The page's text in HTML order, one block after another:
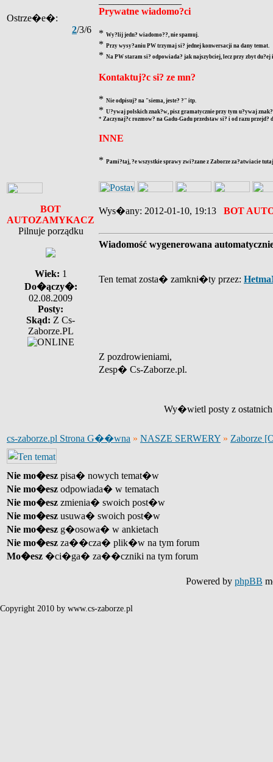
Ostrze�e�:
2/3/6
Prywatne wiadomo?ci
* Wy?lij jedn? wiadomo??, nie spamuj.
* Przy wysy?aniu PW trzymaj si? jednej konwersacji na dany temat.
* Na PW staram si? odpowiada? jak najszybciej, lecz przy zbyt
Kontaktuj?c si? ze mn?
* Nie odpisuj? na "siema, jeste? ?" itp.
* U?ywaj polskich znak?w, pisz gramatycznie przy tym u?ywaj
* Zaczynaj?c rozmow? na Gadu-Gadu przedstaw si? i od razu przejd?
INNE
* Pami?taj, ?e wszystkie sprawy zwi?zane z Zaborze za?atwiacie
BOT
AUTOZAMYKACZ
Pilnuje porządku
Wiek: 1
Do�ączy�:
02.08.2009
Posty:
Skąd: Z Cs-
Zaborze.PL
Wys�any: 2012-01-10, 19:13 BOT
Wiadomość wygenerowana
Ten temat zosta� zamkni�ty przez:
Z pozdrowieniami,
Zesp� Cs-Zaborze.pl.
Wy�wietl posty z
cs-zaborze.pl Strona G��wna » NASZE SERWERY » Zaborze
Nie mo�esz pisa� nowych temat�w
Nie mo�esz odpowiada� w tematach
Nie mo�esz zmienia� swoich post�w
Nie mo�esz usuwa� swoich post�w
Nie mo�esz g�osowa� w ankietach
Nie mo�esz za��cza� plik�w na tym forum
Mo�esz �ci�ga� za��czniki na tym forum
Powered by phpBB
Copyright 2010 by www.cs-zaborze.pl